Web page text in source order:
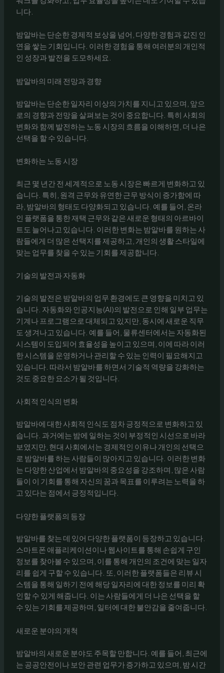
니다.
밤알바는 단순한 경제적 보상을 넘어, 다양한 경험과 값진 인
연을 쌓는 기회입니다. 이러한 경험을 통해 여러분의 개인적
인 성장과 발전을 도모하세요.
밤알바의 미래 전망과 경향
밤알바는 단순한 일자리 이상의 가치를 지니고 있으며, 앞으
로의 경향과 전망을 살펴보는 것이 중요합니다. 특히 사회의
변화와 함께 발전하는 노동 시장의 흐름을 이해하면, 더 나은
선택을 할 수 있습니다.
변화하는 노동 시장
최근 몇 년간 전 세계적으로 노동 시장은 빠르게 변화하고 있
습니다. 특히, 원격 근무와 유연한 근무 방식이 증가함에 따
라, 밤알바의 형태도 다양화되고 있습니다. 예를 들어, 온라
인 플랫폼을 통한 재택 근무와 같은 새로운 형태의 아르바이
트도 늘어나고 있습니다. 이러한 변화는 밤알바를 원하는 사
람들에게 더 많은 선택지를 제공하고, 개인의 생활 스타일에
맞는 업무를 찾을 수 있는 기회를 제공합니다.
기술의 발전과 자동화
기술의 발전은 밤알바의 업무 환경에도 큰 영향을 미치고 있
습니다. 자동화와 인공지능(AI)의 발전으로 인해 일부 업무는
기계나 프로그램으로 대체되고 있지만, 동시에 새로운 직무
도 생겨나고 있습니다. 예를 들어, 물류센터에서는 자동화된
시스템이 도입되어 효율성을 높이고 있으며, 이에 따라 이러
한 시스템을 운영하거나 관리할 수 있는 인력이 필요해지고
있습니다. 따라서 밤알바를 하면서 기술적 역량을 강화하는
것도 중요한 요소가 될 것입니다.
사회적 인식의 변화
밤알바에 대한 사회적 인식도 점차 긍정적으로 변화하고 있
습니다. 과거에는 밤에 일하는 것이 부정적인 시선으로 바라
보였지만, 현대 사회에서는 경제적인 이유나 개인의 선택으
로 밤알바를 하는 사람들이 많아지고 있습니다. 이러한 변화
는 다양한 산업에서 밤알바의 중요성을 강조하며, 많은 사람
들이 이 기회를 통해 자신의 꿈과 목표를 이루려는 노력을 하
고 있다는 점에서 긍정적입니다.
다양한 플랫폼의 등장
밤알바를 찾는 데 있어 다양한 플랫폼이 등장하고 있습니다.
스마트폰 애플리케이션이나 웹사이트를 통해 손쉽게 구인
정보를 찾아볼 수 있으며, 이를 통해 개인의 조건에 맞는 일자
리를 쉽게 구할 수 있습니다. 또, 이러한 플랫폼들은 리뷰 시
스템을 통해 일하기 전에 해당 일자리에 대한 정보를 미리 확
인할 수 있게 해줍니다. 이는 사람들에게 더 나은 선택을 할
수 있는 기회를 제공하며, 일터에 대한 불안감을 줄여줍니다.
새로운 분야의 개척
밤알바의 새로운 분야도 주목할 만합니다. 예를 들어, 최근에
는 공공안전이나 보안 관련 업무가 증가하고 있으며, 밤 시간